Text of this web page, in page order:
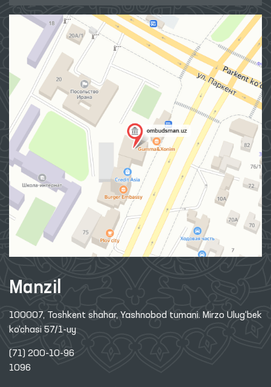
Manzil
100007, Toshkent shahar, Yashnobod tumani. Mirzo Ulug‘bek
ko‘chasi 57/1-uy
(71) 200-10-96
1096